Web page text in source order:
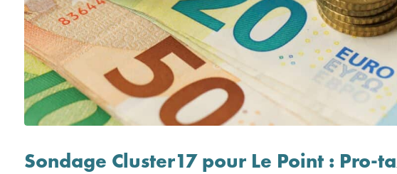
Sondage Cluster17 pour Le Point : Pro-